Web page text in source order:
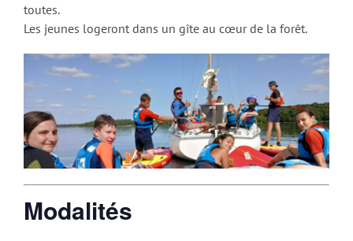
toutes.
Les jeunes logeront dans un gîte au cœur de la forêt.
Modalités